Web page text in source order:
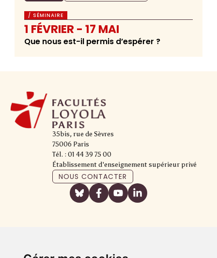
/ SÉMINAIRE
1 FÉVRIER - 17 MAI
Que nous est-il permis d’espérer ?
35bis, rue de Sèvres
75006 Paris
Tél. : 01 44 39 75 00
Établissement d'enseignement supérieur privé
NOUS CONTACTER